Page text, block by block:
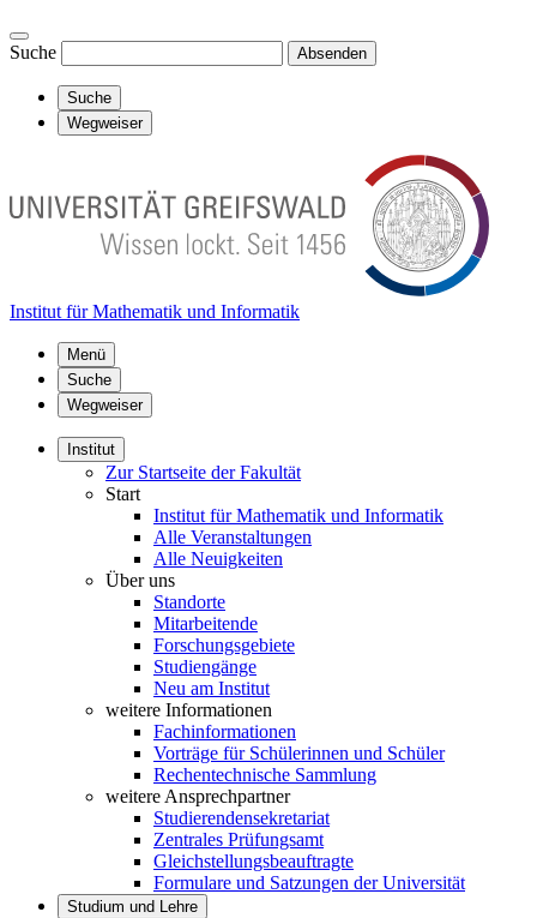
Suche Absenden
Suche
Wegweiser
Institut für Mathematik und Informatik
Menü
Suche
Wegweiser
Institut
Zur Startseite der Fakultät
Start
Institut für Mathematik und Informatik
Alle Veranstaltungen
Alle Neuigkeiten
Über uns
Standorte
Mitarbeitende
Forschungsgebiete
Studiengänge
Neu am Institut
weitere Informationen
Fachinformationen
Vorträge für Schülerinnen und Schüler
Rechentechnische Sammlung
weitere Ansprechpartner
Studierendensekretariat
Zentrales Prüfungsamt
Gleichstellungsbeauftragte
Formulare und Satzungen der Universität
Studium und Lehre